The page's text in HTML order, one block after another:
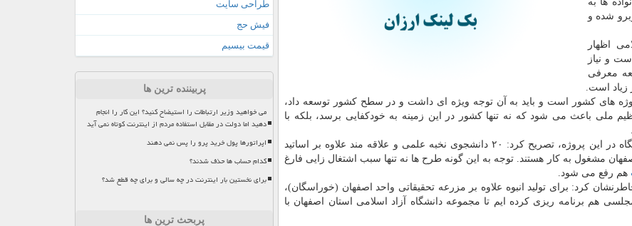
شده و
اظهار
و نیاز
معرفی
زیاد است.
های كشور است و باید به آن توجه ویژه ای داشت و در سطح كشور توسعه داد،
ملی باعث می شود كه نه تنها كشور در این زمینه به خودكفایی برسد، بلكه با
نخبه علمی و علاقه مند علاوه بر اساتید
مشغول به كار هستند. توجه به این گونه طرح ها نه تنها سبب اشتغال زایی فارغ
هم رفع می شود.
كرد: برای تولید انبوه علاوه بر مزرعه تحقیقاتی واحد اصفهان (خوراسگان)،
مجلسی هم برنامه ریزی كرده ایم تا مجموعه دانشگاه آزاد اسلامی استان اصفهان با
طراحی سایت
فیش حج
قیمت بیسیم
پربیننده ترین ها
می خواهید وزیر ارتباطات را استیضاح کنید؟ این کار را انجام
دهید اما دولت در مقابل استفاده مردم از اینترنت کوتاه نمی آید
اپراتورها پول خرید پرو را پس نمی دهند
کدام حساب ها حذف شدند؟
برای نخستین بار اینترنت در چه سالی و برای چه قطع شد؟
پربحث ترین ها